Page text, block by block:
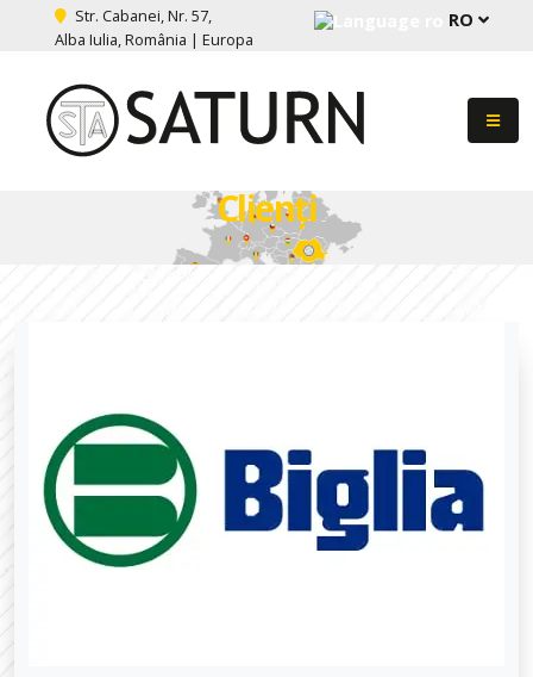
Str. Cabanei, Nr. 57,
Alba Iulia, România | Europa
RO
Clienți